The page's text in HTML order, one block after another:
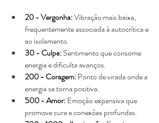
20 - Vergonha: Vibração mais baixa,
frequentemente associada à autocrítica e
ao isolamento.
30 - Culpa: Sentimento que consome
energia e dificulta avanços.
200 - Coragem: Ponto de virada onde a
energia se torna positiva.
500 - Amor: Emoção expansiva que
promove cura e conexões profundas.